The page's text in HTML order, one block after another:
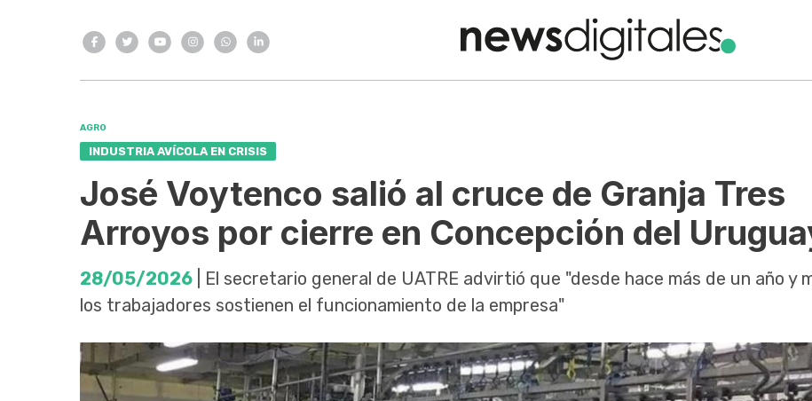
AGRO
INDUSTRIA AVÍCOLA EN CRISIS
José Voytenco salió al cruce de Granja Tres
Arroyos por cierre en Concepción del
28/05/2026 | El secretario general de UATRE advirtió que "desde hace más de un año y
los trabajadores sostienen el funcionamiento de la empresa"